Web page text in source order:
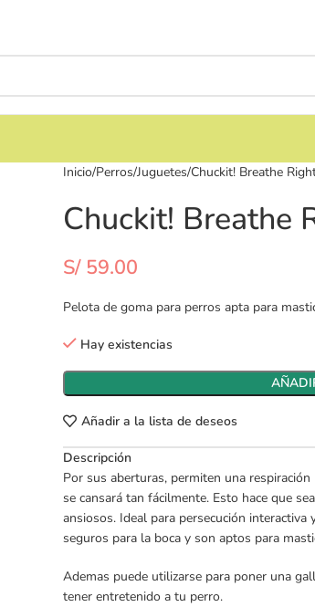
Inicio Perros Juguetes Chuckit! Breathe
Chuckit! Breathe
S/59.00
Pelota de goma para perros apta para
Hay existencias
Añadir a la lista de deseos
Descripción
Por sus aberturas, permiten una
se cansará tan fácilmente. Esto hace que
ansiosos. Ideal para persecución
seguros para la boca y son aptos para
Ademas puede utilizarse para poner una
tener entretenido a tu perro.